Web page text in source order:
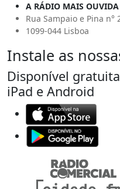
A RÁDIO MAIS OUVIDA
Rua Sampaio e Pina n°
1099-044 Lisboa
Instale as
Disponível
iPad e Android